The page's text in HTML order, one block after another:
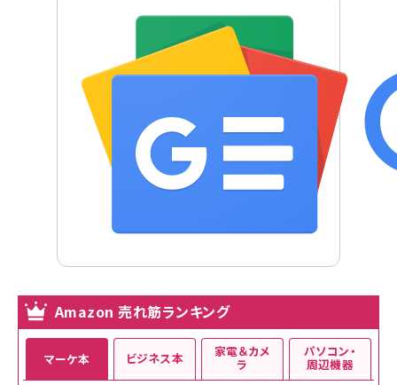
Amazon 売れ筋ランキング
マーケ本 ビジネス本 家電＆カメ
ラ
パソコン・
周辺機器